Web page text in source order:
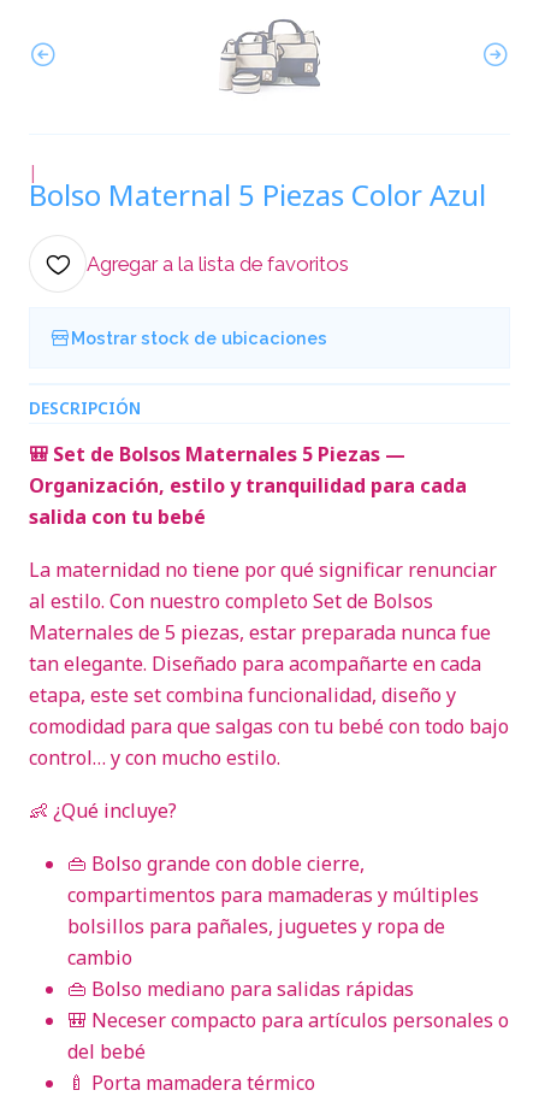
|
Bolso Maternal 5 Piezas Color Azul
Agregar a la lista de favoritos
Mostrar stock de ubicaciones
DESCRIPCIÓN
🎒 Set de Bolsos Maternales 5 Piezas —
Organización, estilo y tranquilidad para cada
salida con tu bebé
La maternidad no tiene por qué significar renunciar
al estilo. Con nuestro completo Set de Bolsos
Maternales de 5 piezas, estar preparada nunca fue
tan elegante. Diseñado para acompañarte en cada
etapa, este set combina funcionalidad, diseño y
comodidad para que salgas con tu bebé con todo bajo
control… y con mucho estilo.
👶 ¿Qué incluye?
👜 Bolso grande con doble cierre,
compartimentos para mamaderas y múltiples
bolsillos para pañales, juguetes y ropa de
cambio
👜 Bolso mediano para salidas rápidas
🎒 Neceser compacto para artículos personales o
del bebé
🍼 Porta mamadera térmico